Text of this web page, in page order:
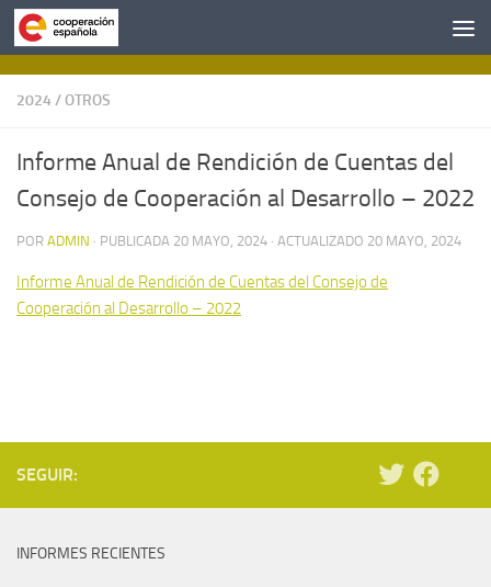
Saltar al contenido
2024/OTROS
Informe Anual de Rendición de Cuentas del
Consejo de Cooperación al Desarrollo – 2022
POR ADMIN · PUBLICADA 20 MAYO, 2024 · ACTUALIZADO 20 MAYO, 2024
Informe Anual de Rendición de Cuentas del Consejo de
Cooperación al Desarrollo – 2022
SEGUIR:
INFORMES RECIENTES